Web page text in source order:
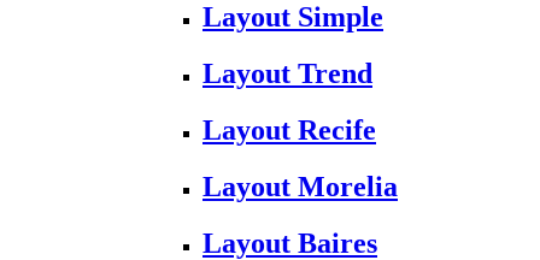
Layout Simple
Layout Trend
Layout Recife
Layout Morelia
Layout Baires